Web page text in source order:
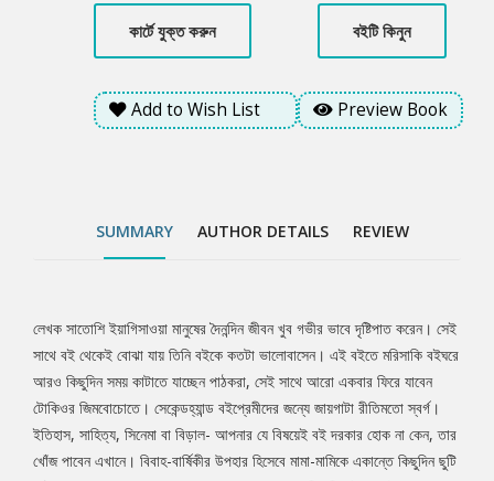
জন্যে জায়গাটা রীতিমতো স্বর্গ। ইতিহাস, সাহিত্য, সিনেমা বা বিড়াল- আপনার
যে বিষয়েই বই দরকার হোক না কেন, তার খোঁজ পাবেন এখানে। বিবাহ-বার্ষিকীর
উপহার হিসেবে মামা-মামিকে একান্তে কিছুদিন ছুটি কাটানোর সুযোগ করে দেয়
তাকাকো। আর সে চলে যায় মরিসাকি বইঘরের উপরতলায়। প্রথমে রাজি না
হলেও ঠিকই তাকাকোর হাতে কয়েক দিনের জন্যে বইঘর সামলানোর দায়িত্ব
বা কি? মরিসাকি বইঘরের আরও কিছুদিন কাটানোর সাথে সাথে দেখা মিলবে নতুন
কার্টে যুক্ত করুন বইটি কিনুন
Add to Wish List Preview Book
SUMMARY AUTHOR DETAILS REVIEW
Tab
Article
লেখক সাতোশি ইয়াগিসাওয়া মানুষের দৈনন্দিন জীবন খুব গভীর ভাবে দৃষ্টিপাত করেন। সেই
সাথে বই থেকেই বোঝা যায় তিনি বইকে কতটা ভালোবাসেন। এই বইতে মরিসাকি বইঘরে
আরও কিছুদিন সময় কাটাতে যাচ্ছেন পাঠকরা, সেই সাথে আরো একবার ফিরে যাবেন
টোকিওর জিমবোচোতে। সেকেন্ডহ্যান্ড বইপ্রেমীদের জন্যে জায়গাটা রীতিমতো স্বর্গ।
ইতিহাস, সাহিত্য, সিনেমা বা বিড়াল- আপনার যে বিষয়েই বই দরকার হোক না কেন, তার
খোঁজ পাবেন এখানে। বিবাহ-বার্ষিকীর উপহার হিসেবে মামা-মামিকে একান্তে কিছুদিন ছুটি